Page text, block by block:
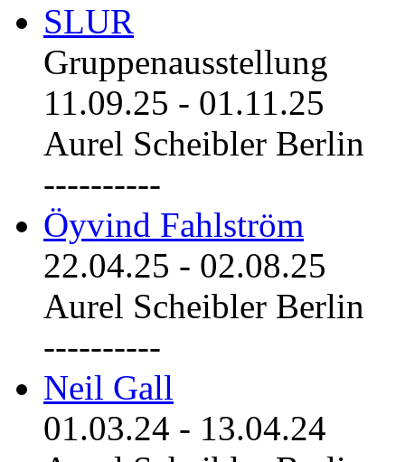
SLUR
Gruppenausstellung
11.09.25 - 01.11.25
Aurel Scheibler Berlin
----------
Öyvind Fahlström
22.04.25 - 02.08.25
Aurel Scheibler Berlin
----------
Neil Gall
01.03.24 - 13.04.24